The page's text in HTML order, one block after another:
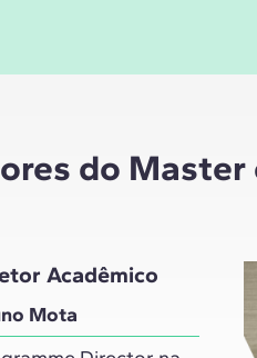
do
Acadêmico
Mota